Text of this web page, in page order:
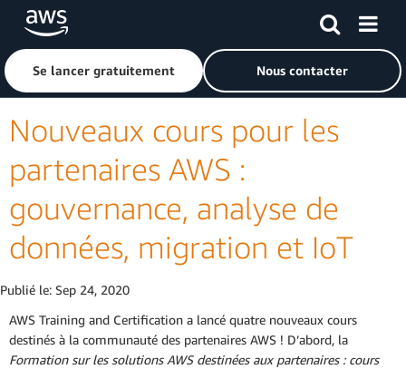
Passer au contenu principal
Cliquer ici pour revenir à la page d'accueil d'Amazon Web
Se lancer gratuitement Nous contacter
Nouveaux cours pour les
partenaires AWS :
gouvernance, analyse de
données, migration et IoT
Publié le: Sep 24, 2020
AWS Training and Certification a lancé quatre nouveaux cours
destinés à la communauté des partenaires AWS ! D’abord, la
Formation sur les solutions AWS destinées aux partenaires : cours